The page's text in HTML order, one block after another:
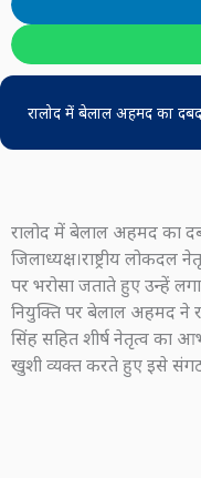
रालोद में बेलाल अहमद का
रालोद में बेलाल अहमद का
जिलाध्यक्ष।राष्ट्रीय
पर भरोसा जताते हुए उन्हें
नियुक्ति पर बेलाल अहमद ने
सिंह सहित शीर्ष नेतृत्व का
खुशी व्यक्त करते हुए इसे